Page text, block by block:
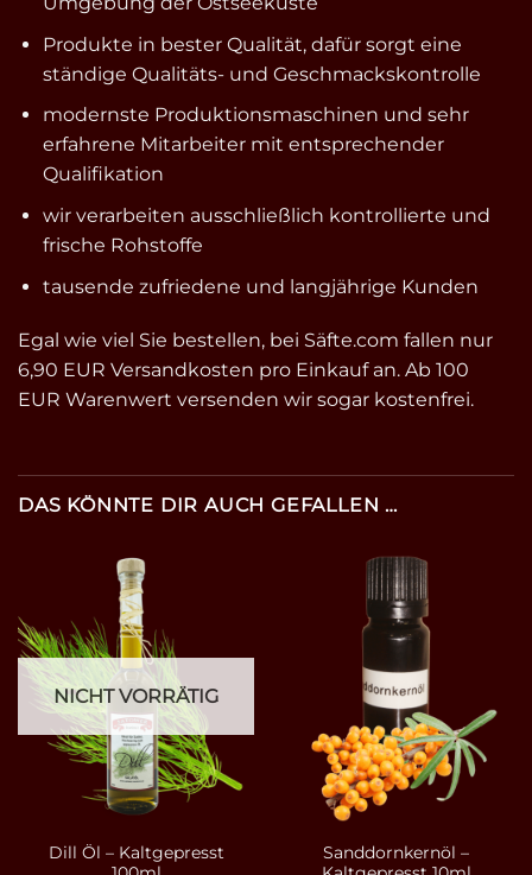
Produkte in bester Qualität, dafür sorgt eine
ständige Qualitäts- und Geschmackskontrolle
modernste Produktionsmaschinen und sehr
erfahrene Mitarbeiter mit entsprechender
Qualifikation
wir verarbeiten ausschließlich kontrollierte und
frische Rohstoffe
tausende zufriedene und langjährige Kunden
Egal wie viel Sie bestellen, bei Säfte.com fallen nur
6,90 EUR Versandkosten pro Einkauf an. Ab 100
EUR Warenwert versenden wir sogar kostenfrei.
DAS KÖNNTE DIR AUCH GEFALLEN …
NICHT VORRÄTIG
Dill Öl – Kaltgepresst
Sanddornkernöl –